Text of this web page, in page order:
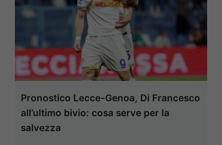
Pronostico Lecce-Genoa, Di Francesco
all’ultimo bivio: cosa serve per la
salvezza